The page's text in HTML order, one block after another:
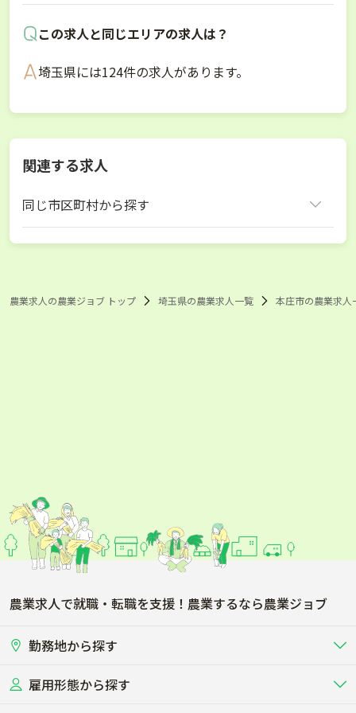
この求人と同じエリアの求人は？
埼玉県には124件の求人があります。
関連する求人
同じ市区町村から探す
農業求人の農業ジョブ トップ 埼玉県の農業求人一覧 本庄市の農業求人
農業求人で就職・転職を支援！農業するなら農業ジョブ
勤務地から探す
北海道雇用形態から探す